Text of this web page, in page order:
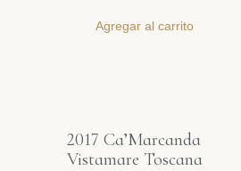
Agregar al carrito
2017 Ca’Marcanda
Vistamare Toscana